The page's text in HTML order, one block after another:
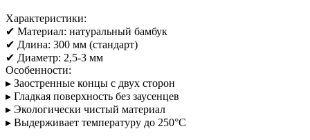
Характеристики:
✔ Материал: натуральный бамбук
✔ Длина: 300 мм (стандарт)
✔ Диаметр: 2,5-3 мм
Особенности:
▸ Заостренные концы с двух сторон
▸ Гладкая поверхность без заусенцев
▸ Экологически чистый материал
▸ Выдерживает температуру до 250°C